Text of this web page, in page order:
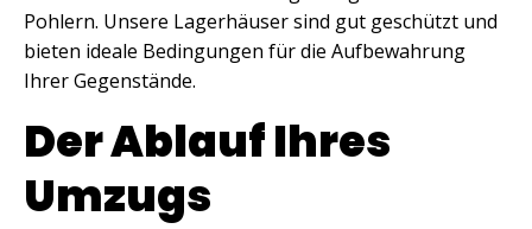
Pohlern. Unsere Lagerhäuser sind gut geschützt und
bieten ideale Bedingungen für die Aufbewahrung
Ihrer Gegenstände.
Der Ablauf Ihres
Umzugs